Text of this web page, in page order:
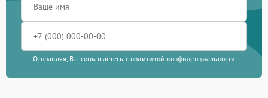
Отправляя, Вы соглашаетесь с политикой конфиденциальности